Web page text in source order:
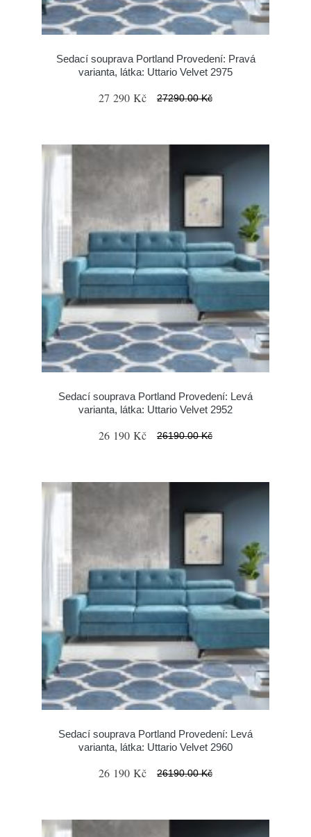
Sedací souprava Portland Provedení: Pravá
varianta, látka: Uttario Velvet 2975
27 290 Kč 27290.00 Kč
Sedací souprava Portland Provedení: Levá
varianta, látka: Uttario Velvet 2952
26 190 Kč 26190.00 Kč
Sedací souprava Portland Provedení: Levá
varianta, látka: Uttario Velvet 2960
26 190 Kč 26190.00 Kč